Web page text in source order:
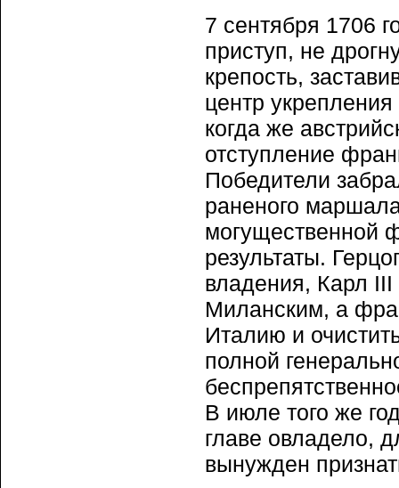
7 сентября 1706
приступ, не
крепость,
центр
когда же
отступление
Победители
раненого
могущественной
результаты.
владения, Карл
Миланским, а
Италию и
полной
В июле того же
главе овладело,
вынужден